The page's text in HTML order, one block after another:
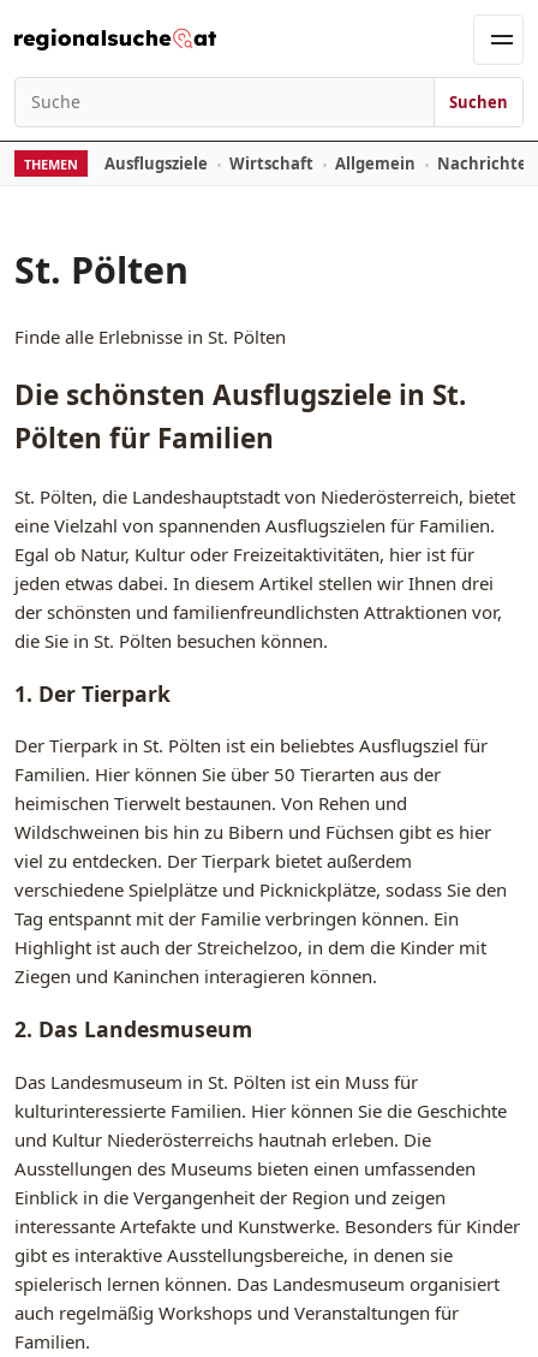
Suchen nach:
Suchen
THEMEN Ausflugsziele Wirtschaft Allgemein
St. Pölten
Finde alle Erlebnisse in St. Pölten
Die schönsten Ausflugsziele in St.
Pölten für Familien
St. Pölten, die Landeshauptstadt von Niederösterreich, bietet
eine Vielzahl von spannenden Ausflugszielen für Familien.
Egal ob Natur, Kultur oder Freizeitaktivitäten, hier ist für
jeden etwas dabei. In diesem Artikel stellen wir Ihnen drei
der schönsten und familienfreundlichsten Attraktionen vor,
die Sie in St. Pölten besuchen können.
1. Der Tierpark
Der Tierpark in St. Pölten ist ein beliebtes Ausflugsziel für
Familien. Hier können Sie über 50 Tierarten aus der
heimischen Tierwelt bestaunen. Von Rehen und
Wildschweinen bis hin zu Bibern und Füchsen gibt es hier
viel zu entdecken. Der Tierpark bietet außerdem
verschiedene Spielplätze und Picknickplätze, sodass Sie den
Tag entspannt mit der Familie verbringen können. Ein
Highlight ist auch der Streichelzoo, in dem die Kinder mit
Ziegen und Kaninchen interagieren können.
2. Das Landesmuseum
Das Landesmuseum in St. Pölten ist ein Muss für
kulturinteressierte Familien. Hier können Sie die Geschichte
und Kultur Niederösterreichs hautnah erleben. Die
Ausstellungen des Museums bieten einen umfassenden
Einblick in die Vergangenheit der Region und zeigen
interessante Artefakte und Kunstwerke. Besonders für Kinder
gibt es interaktive Ausstellungsbereiche, in denen sie
spielerisch lernen können. Das Landesmuseum organisiert
auch regelmäßig Workshops und Veranstaltungen für
Familien.